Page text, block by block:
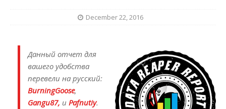
December 22, 2016
Данный отчет для
вашего удобства
перевели на русский:
BurningGoose,
Gangu87, и Pafnutiy.